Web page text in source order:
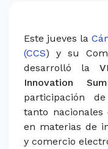
Este jueves la
(CCS) y su
desarrolló la
Innovation
participación
tanto nacionales
en materias de
y comercio